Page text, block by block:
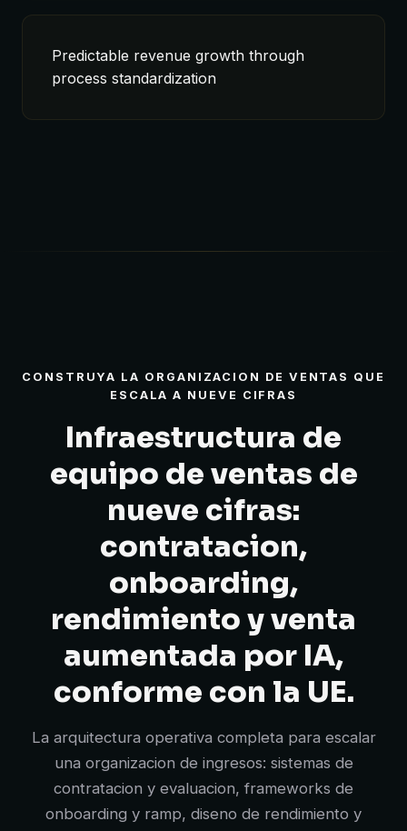
Predictable revenue growth through
process standardization
CONSTRUYA LA ORGANIZACION DE VENTAS QUE
ESCALA A NUEVE CIFRAS
Infraestructura de
equipo de ventas de
nueve cifras:
contratacion,
onboarding,
rendimiento y venta
aumentada por IA,
conforme con la UE.
La arquitectura operativa completa para escalar
una organizacion de ingresos: sistemas de
contratacion y evaluacion, frameworks de
onboarding y ramp, diseno de rendimiento y